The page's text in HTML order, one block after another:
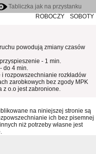
Tabliczka jak na przystanku
ROBOCZY
SOBOTY
powodują zmiany czasów
- 1 min.
do 4 min.
i rozpowszechnianie rozkładów
zarobkowych bez zgody MPK
z o.o jest zabronione.
na niniejszej stronie są
ich bez pisemnej
niż potrzeby własne jest